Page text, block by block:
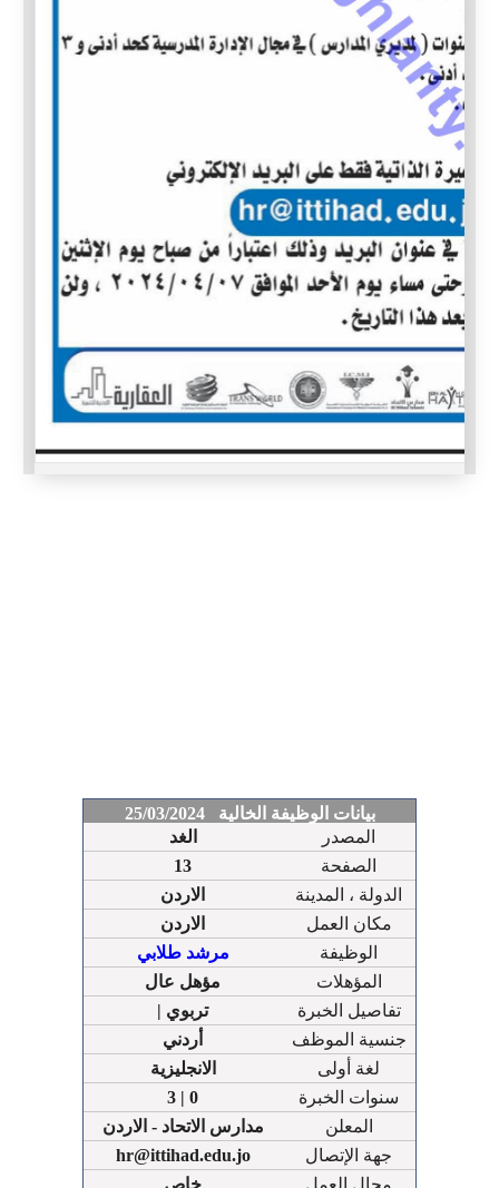
بيانات الوظيفة الخالية 25/03/2024
الغد
المصدر
13
الصفحة
الاردن
الدولة ، المدينة
الاردن
مكان العمل
مرشد طلابي
الوظيفة
مؤهل عال
المؤهلات
| تربوي
تفاصيل الخبرة
أردني
جنسية الموظف
الانجليزية
لغة أولى
3 | 0
سنوات الخبرة
مدارس الاتحاد - الاردن
المعلن
hr@ittihad.edu.jo
جهة الإتصال
خاص
مجال العمل